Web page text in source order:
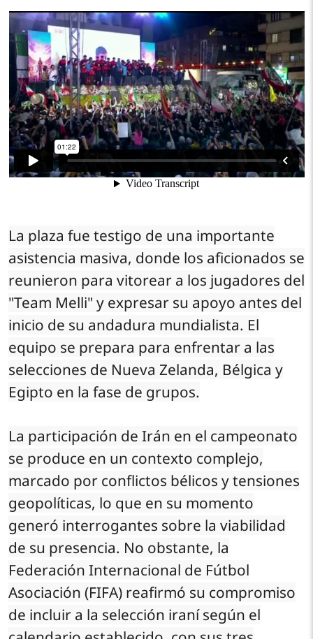
La plaza fue testigo de una importante
asistencia masiva, donde los aficionados se
reunieron para vitorear a los jugadores del
"Team Melli" y expresar su apoyo antes del
inicio de su andadura mundialista. El
equipo se prepara para enfrentar a las
selecciones de Nueva Zelanda, Bélgica y
Egipto en la fase de grupos.
La participación de Irán en el campeonato
se produce en un contexto complejo,
marcado por conflictos bélicos y tensiones
geopolíticas, lo que en su momento
generó interrogantes sobre la viabilidad
de su presencia. No obstante, la
Federación Internacional de Fútbol
Asociación (FIFA) reafirmó su compromiso
de incluir a la selección iraní según el